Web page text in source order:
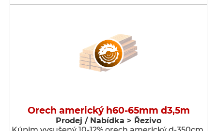
Orech americký h60-65mm d3,5m
Prodej / Nabídka > Řezivo